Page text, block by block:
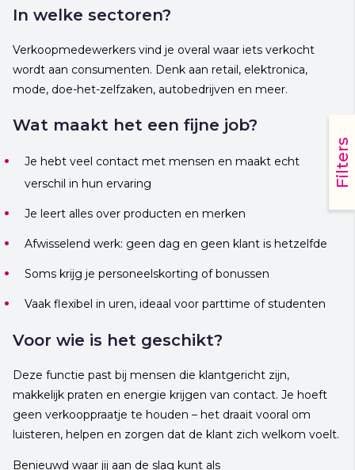
In welke sectoren?
Verkoopmedewerkers vind je overal waar iets verkocht
wordt aan consumenten. Denk aan retail, elektronica,
mode, doe-het-zelfzaken, autobedrijven en meer.
Wat maakt het een fijne job?
Je hebt veel contact met mensen en maakt echt
verschil in hun ervaring
Je leert alles over producten en merken
Afwisselend werk: geen dag en geen klant is hetzelfde
Soms krijg je personeelskorting of bonussen
Vaak flexibel in uren, ideaal voor parttime of studenten
Voor wie is het geschikt?
Deze functie past bij mensen die klantgericht zijn,
makkelijk praten en energie krijgen van contact. Je hoeft
geen verkooppraatje te houden – het draait vooral om
luisteren, helpen en zorgen dat de klant zich welkom voelt.
Benieuwd waar jij aan de slag kunt als
Filters